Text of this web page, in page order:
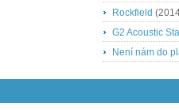
Rockfield
G2 Acoustic
Není nám do